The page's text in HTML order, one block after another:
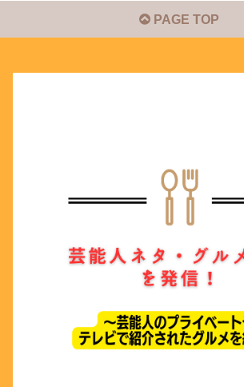
PAGE TOP